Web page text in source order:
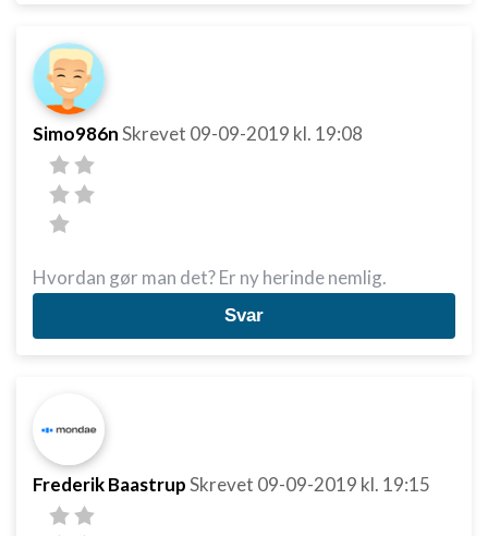
Simo986nSkrevet 09-09-2019 kl. 19:08
Hvordan gør man det? Er ny herinde nemlig.
Svar
Frederik BaastrupSkrevet 09-09-2019 kl. 19:15